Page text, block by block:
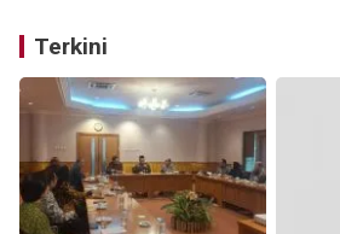
Terkini